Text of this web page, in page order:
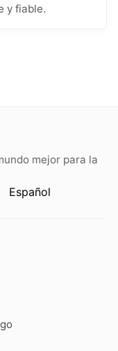
y fiable.
mejor para la
Español